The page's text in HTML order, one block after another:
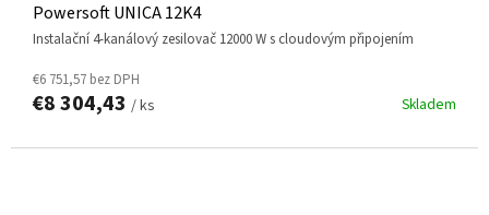
Powersoft UNICA 12K4
instalační 4-kanálový zesilovač 12000 W s cloudovým připojením
Skladem
€6 751,57 bez DPH
€8 304,43 / ks